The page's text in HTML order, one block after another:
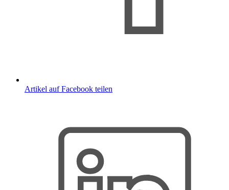
Artikel auf Facebook teilen